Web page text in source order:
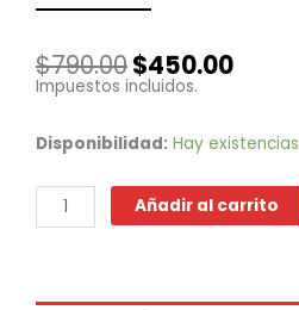
$790.00El
precio
era:
$450.00El
es:
Impuestos incluidos.
Disponibilidad: Hay existencias
PLA
Magic
Añadir al carrito